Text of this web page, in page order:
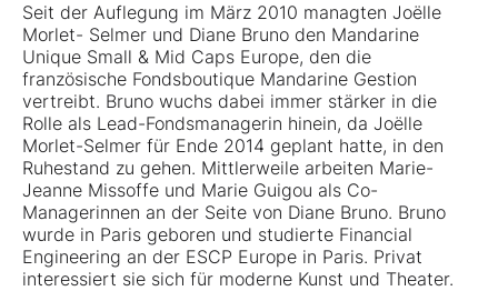
Kontakt
Seit der Auflegung im März 2010 managten Joëlle
Morlet- Selmer und Diane Bruno den Mandarine
Unique Small & Mid Caps Europe, den die
französische Fondsboutique Mandarine Gestion
vertreibt. Bruno wuchs dabei immer stärker in die
Rolle als Lead-Fondsmanagerin hinein, da Joëlle
Morlet-Selmer für Ende 2014 geplant hatte, in den
Ruhestand zu gehen. Mittlerweile arbeiten Marie-
Jeanne Missoffe und Marie Guigou als Co-
Managerinnen an der Seite von Diane Bruno. Bruno
wurde in Paris geboren und studierte Financial
Engineering an der ESCP Europe in Paris. Privat
interessiert sie sich für moderne Kunst und Theater.